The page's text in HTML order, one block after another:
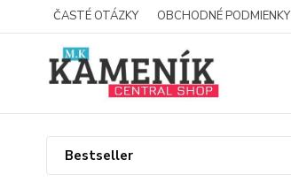
ČASTÉ OTÁZKY OBCHODNÉ PODMIENKY
Bestseller